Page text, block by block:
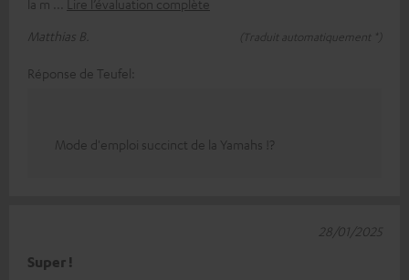
Matthias B.
(Traduit automatiquement *)
Réponse de Teufel:
Mode d'emploi succinct de la Yamahs !?
Super !
28/01/2025